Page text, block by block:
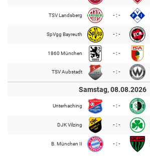
TSV Landsberg - : -
SpVgg Bayreuth - : -
1860 München - : -
TSV Aubstadt - : -
Samstag, 08.08.2026
Unterhaching - : -
DJK Vilzing - : -
B. München II - : -